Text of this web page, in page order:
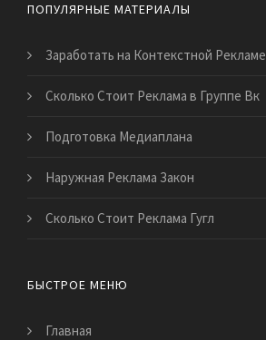
ПОПУЛЯРНЫЕ МАТЕРИАЛЫ
Заработать на Контекстной Рекламе
Сколько Стоит Реклама в Группе Вк
Подготовка Медиаплана
Наружная Реклама Закон
Сколько Стоит Реклама Гугл
БЫСТРОЕ МЕНЮ
Главная